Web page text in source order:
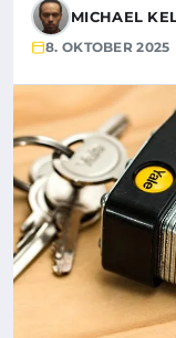
MICHAEL
8. OKTOBER 2025